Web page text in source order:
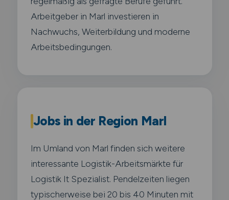
Arbeitgeber in Marl investieren in
Nachwuchs, Weiterbildung und moderne
Arbeitsbedingungen.
Jobs in der Region Marl
Im Umland von Marl finden sich weitere
interessante Logistik-Arbeitsmärkte für
Logistik It Spezialist. Pendelzeiten liegen
typischerweise bei 20 bis 40 Minuten mit